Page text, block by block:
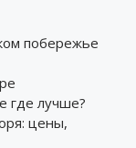
побережье
где лучше?
цены,